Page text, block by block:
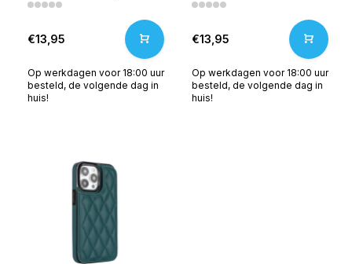
€13,95
Op werkdagen voor 18:00 uur
besteld, de volgende dag in
huis!
€13,95
Op werkdagen voor 18:00 uur
besteld, de volgende dag in
huis!